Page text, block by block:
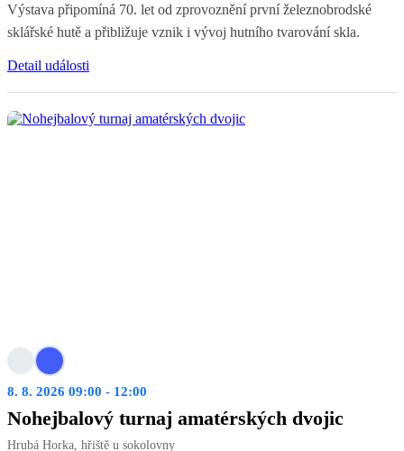
Výstava připomíná 70. let od zprovoznění první železnobrodské
sklářské hutě a přibližuje vznik i vývoj hutního tvarování skla.
Detail události
8. 8. 2026 09:00 - 12:00
Nohejbalový turnaj amatérských dvojic
Hrubá Horka, hřiště u sokolovny